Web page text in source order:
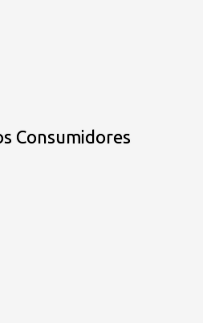
Consumidores